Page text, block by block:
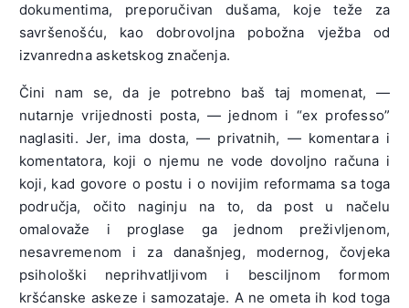
dokumentima, preporučivan dušama, koje teže za
savršenošću, kao dobrovoljna pobožna vježba od
izvanredna asketskog značenja.
Čini nam se, da je potrebno baš taj momenat, —
nutarnje vrijednosti posta, — jednom i “ex professo”
naglasiti. Jer, ima dosta, — privatnih, — komentara i
komentatora, koji o njemu ne vode dovoljno računa i
koji, kad govore o postu i o novijim reformama sa toga
područja, očito naginju na to, da post u načelu
omalovaže i proglase ga jednom preživljenom,
nesavremenom i za današnjeg, modernog, čovjeka
psihološki neprihvatljivom i besciljnom formom
kršćanske askeze i samozataje. A ne ometa ih kod toga